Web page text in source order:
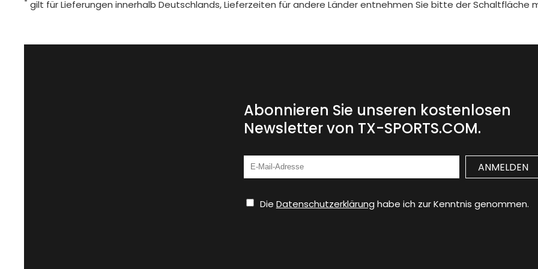
gilt für Lieferungen innerhalb Deutschlands, Lieferzeiten für andere Länder entnehmen Sie bitte der Schaltfläche
Abonnieren Sie unseren kostenlosen
Newsletter von TX-SPORTS.COM.
Die Datenschutzerklärung habe ich zur Kenntnis genommen.